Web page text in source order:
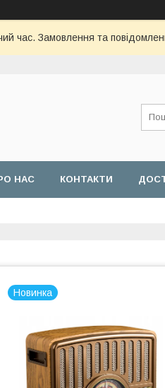
час. Замовлення та
НАС КОНТАКТИ
Новинка